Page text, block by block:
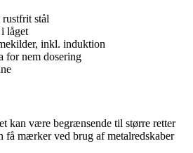
stål
låget
inkl. induktion
for nem dosering
kan være begrænsende til større retter
få mærker ved brug af metalredskaber